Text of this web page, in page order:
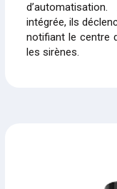
intégrée, ils
notifiant le centre
les sirènes.